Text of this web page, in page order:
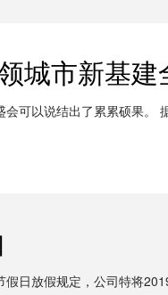
城市新基建
可以说结出了累累硕果
日放假规定，公司特将